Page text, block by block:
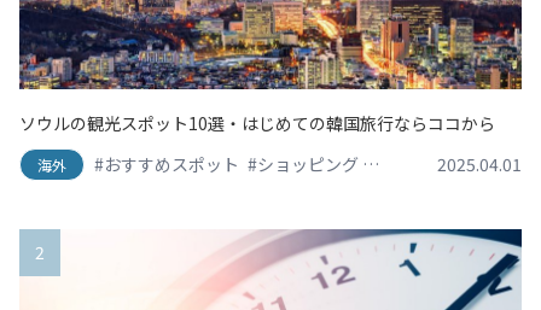
ソウルの観光スポット10選・はじめての韓国旅行ならココから
海外 #おすすめスポット #ショッピング #スイーツ・デザート
2025.04.01
2